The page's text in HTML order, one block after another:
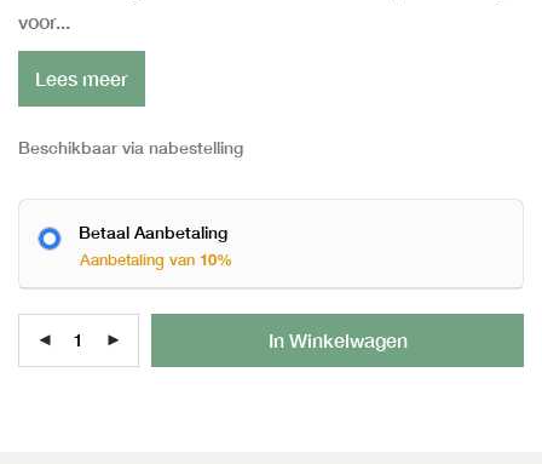
voor...
Lees meer
Beschikbaar via nabestelling
Betaal Aanbetaling
Aanbetaling van 10%
In Winkelwagen